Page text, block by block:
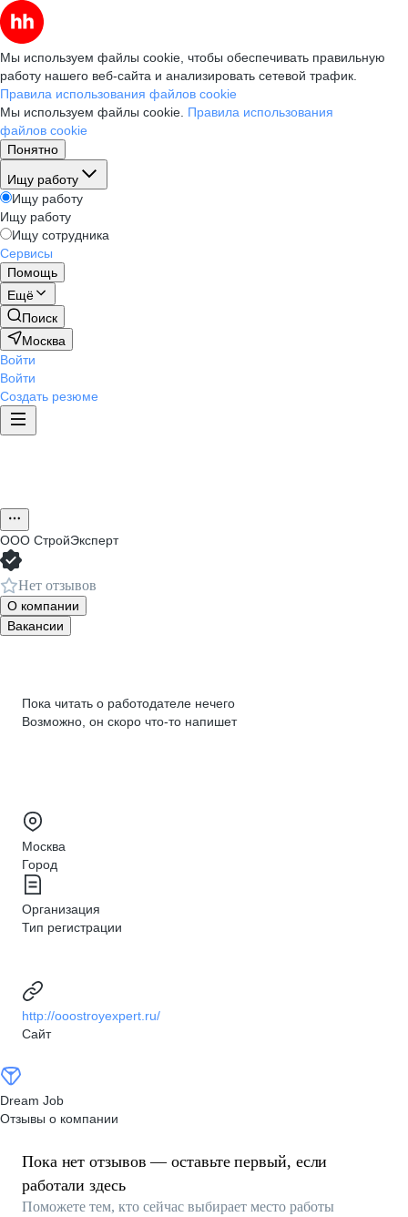
Мы используем файлы cookie, чтобы обеспечивать правильную
работу нашего веб-сайта и анализировать сетевой трафик.
Правила использования файлов cookie
Мы используем файлы cookie. Правила использования
файлов cookie
Понятно
Ищу работу
Ищу работу
Ищу работу
Ищу сотрудника
Сервисы
Помощь
Ещё
Поиск
Москва
Войти
Войти
Создать резюме
ООО СтройЭксперт
Нет отзывов
О компании
Вакансии
Пока читать о работодателе нечего
Возможно, он скоро что‑то напишет
Москва
Город
Организация
Тип регистрации
http://ooostroyexpert.ru/
Сайт
Dream Job
Отзывы о компании
Пока нет отзывов — оставьте первый, если
работали здесь
Поможете тем, кто сейчас выбирает место работы